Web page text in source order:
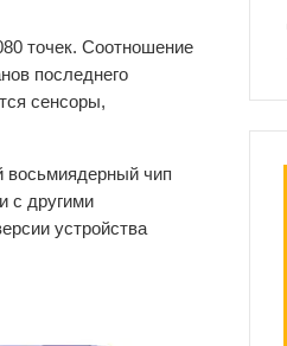
точек. Соотношение
последнего
сенсоры,
восьмиядерный чип
с другими
устройства